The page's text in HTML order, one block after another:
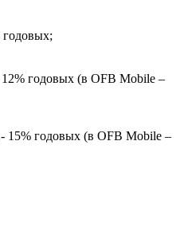
годовых;
12% годовых (в OFB Mobile –
15% годовых (в OFB Mobile –